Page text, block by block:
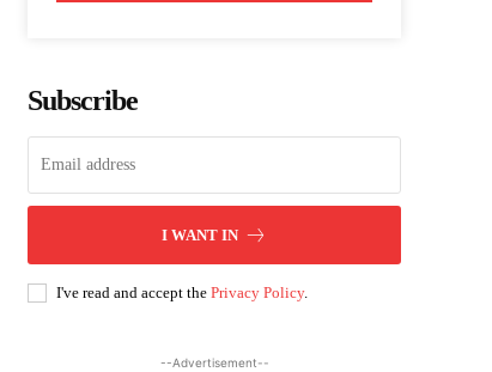
Subscribe
I WANT IN
I've read and accept thePrivacy Policy.
--Advertisement--